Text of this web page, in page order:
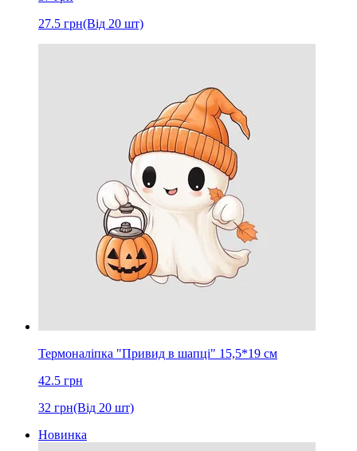
27.5 грн(Від 20 шт)
Термоналіпка "Привид в шапці" 15,5*19 cм
42.5 грн
32 грн(Від 20 шт)
Новинка